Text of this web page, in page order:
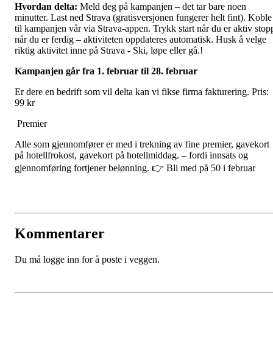
Hvordan delta: Meld deg på kampanjen – det tar bare noen
minutter. Last ned Strava (gratisversjonen fungerer helt fint). Koble
til kampanjen vår via Strava-appen. Trykk start når du er aktiv
når du er ferdig – aktiviteten oppdateres automatisk. Husk å velge
riktig aktivitet inne på Strava - Ski, løpe eller gå.!
Kampanjen går fra 1. februar til 28. februar
Er dere en bedrift som vil delta kan vi fikse firma fakturering. Pris:
99 kr
Premier
Alle som gjennomfører er med i trekning av fine premier, gavekort
på hotellfrokost, gavekort på hotellmiddag. – fordi innsats og
gjennomføring fortjener belønning. 👉 Bli med på 50 i februar
Kommentarer
Du må logge inn for å poste i veggen.